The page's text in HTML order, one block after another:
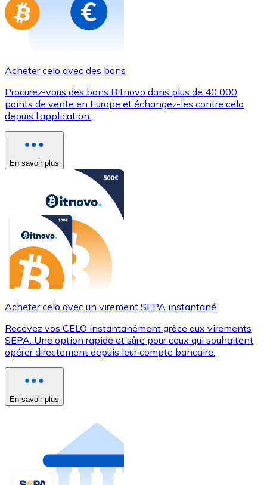
Acheter celo avec des bons
Procurez-vous des bons Bitnovo dans plus de 40 000
points de vente en Europe et échangez-les contre celo
depuis l’application.
En savoir plus
Acheter celo avec un virement SEPA instantané
Recevez vos CELO instantanément grâce aux virements
SEPA. Une option rapide et sûre pour ceux qui souhaitent
opérer directement depuis leur compte bancaire.
En savoir plus